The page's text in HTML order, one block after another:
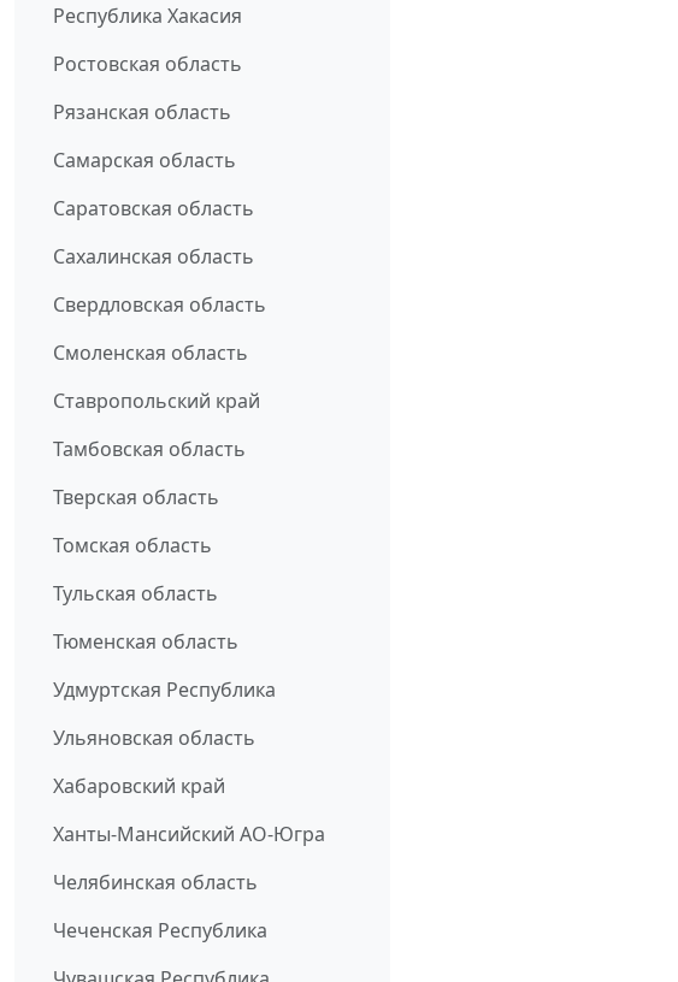
Республика Хакасия
Ростовская область
Рязанская область
Самарская область
Саратовская область
Сахалинская область
Свердловская область
Смоленская область
Ставропольский край
Тамбовская область
Тверская область
Томская область
Тульская область
Тюменская область
Удмуртская Республика
Ульяновская область
Хабаровский край
Ханты-Мансийский АО-Югра
Челябинская область
Чеченская Республика